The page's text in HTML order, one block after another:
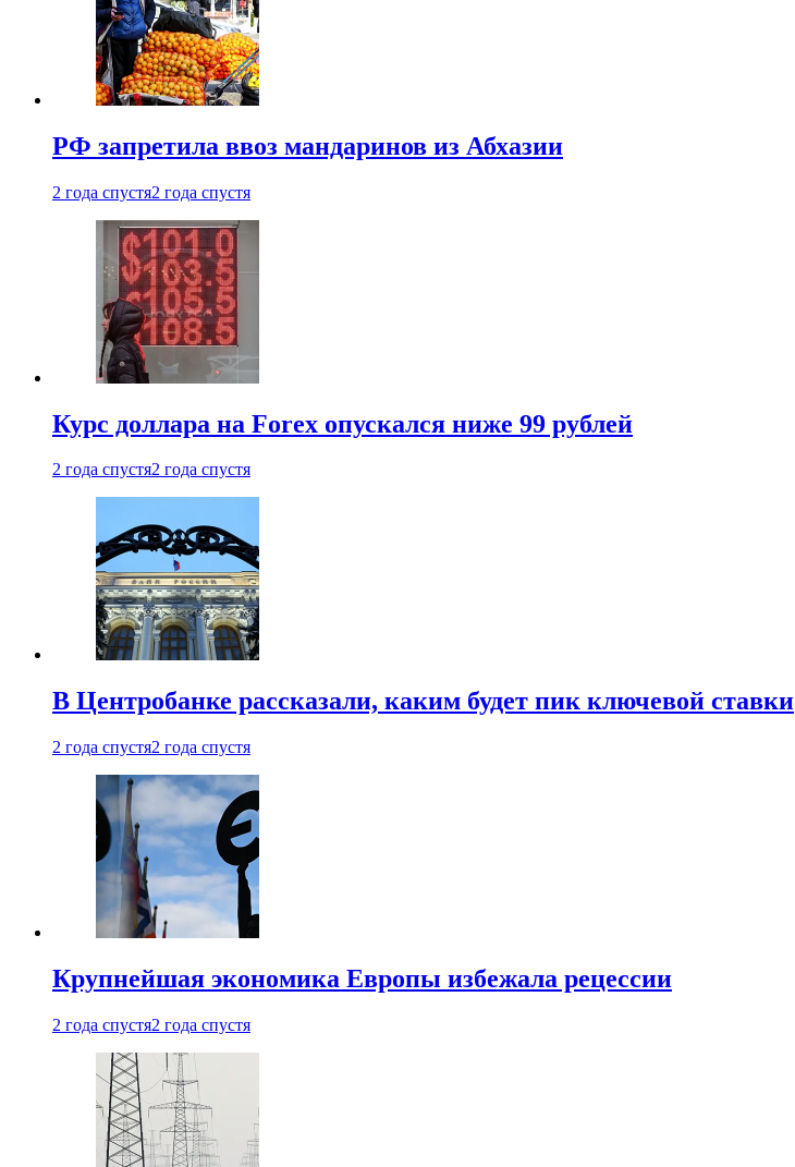
РФ запретила ввоз мандаринов из Абхазии
2 года спустя2 года спустя
Курс доллара на Forex опускался ниже 99 рублей
2 года спустя2 года спустя
В Центробанке рассказали, каким будет пик ключевой ставки
2 года спустя2 года спустя
Крупнейшая экономика Европы избежала рецессии
2 года спустя2 года спустя